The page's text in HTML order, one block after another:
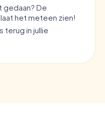
gedaan? De
het meteen zien!
terug in jullie